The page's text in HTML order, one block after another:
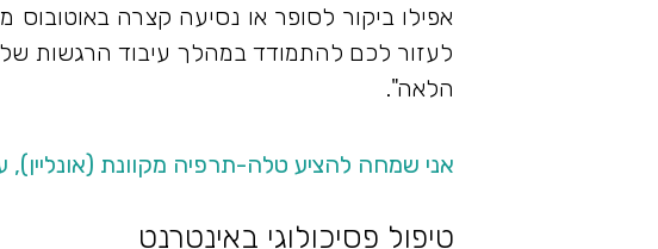
אפילו ביקור לסופר או נסיעה קצרה
לעזור לכם להתמודד במהלך עיבוד הרגשות
הלאה".
אני שמחה להציע טלה-תרפיה מקוונת
טיפול פסיכולוגי באינטרנט